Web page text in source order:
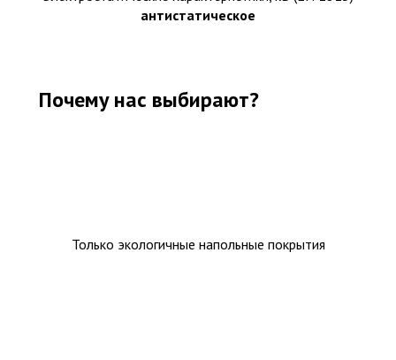
антистатическое
Почему нас выбирают?
Только экологичные напольные покрытия